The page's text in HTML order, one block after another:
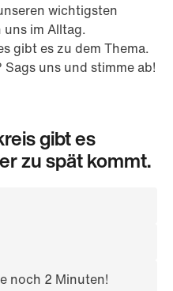
wichtigsten
im Alltag.
gibt es zu dem Thema.
uns und stimme ab!
gibt es
zu spät kommt.
noch 2 Minuten!